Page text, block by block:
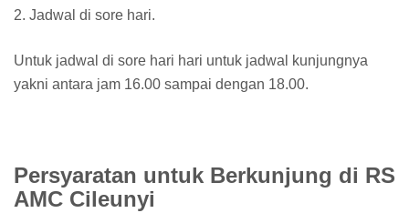
2. Jadwal di sore hari.
Untuk jadwal di sore hari hari untuk jadwal kunjungnya
yakni antara jam 16.00 sampai dengan 18.00.
Persyaratan untuk Berkunjung di RS
AMC Cileunyi